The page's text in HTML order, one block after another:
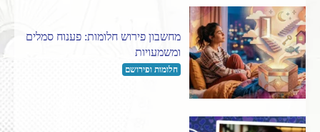
מחשבון פירוש חלומות: פענוח סמלים
ומשמעויות
חלומות ופירושם